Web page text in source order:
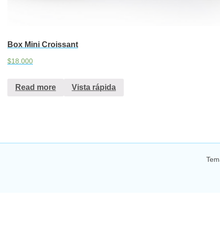
Box Mini Croissant
$18.000
Read more Vista rápida